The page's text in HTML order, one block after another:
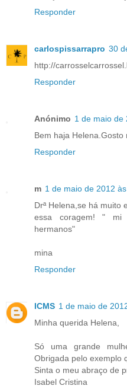
Responder
carlospissarrapro 30
http://
Responder
Anónimo 1 de maio de
Bem haja Helena.Gosto
Responder
m 1 de maio de 2012
Drª Helena,se há muito
essa coragem! " mi
hermanos"
mina
Responder
ICMS 1 de maio de
Minha querida Helena,
Só uma grande
Obrigada pelo exemplo
Sinta o meu abraço de
Isabel Cristina